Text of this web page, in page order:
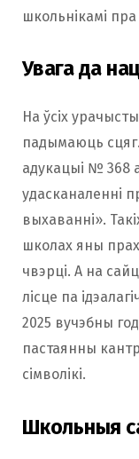
школьнікамі
Увага да
На ўсіх
падымаюць сцяг.
адукацыі № 368
удасканаленні
выхаванні».
школах яны
чвэрці. А на
лісце па
2025 вучэбны
пастаянны
сімволікі.
Школьныя